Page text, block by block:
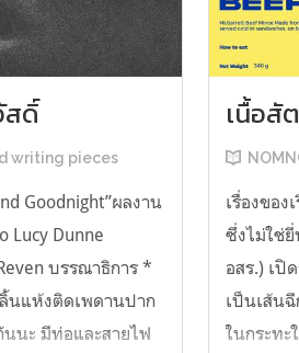
สดิ์
writing pieces
Goodnight”ผลงาน
Lucy Dunne
บรรณาธิการ *
นแห้งติดเพดานปาก
นนะ มีท่อและสายไฟ
เนื้อสั
เรื่องขอ
ซึ่งไม่ใช่
อสร.) เปิ
เป็นเส้น
ในกระทะ